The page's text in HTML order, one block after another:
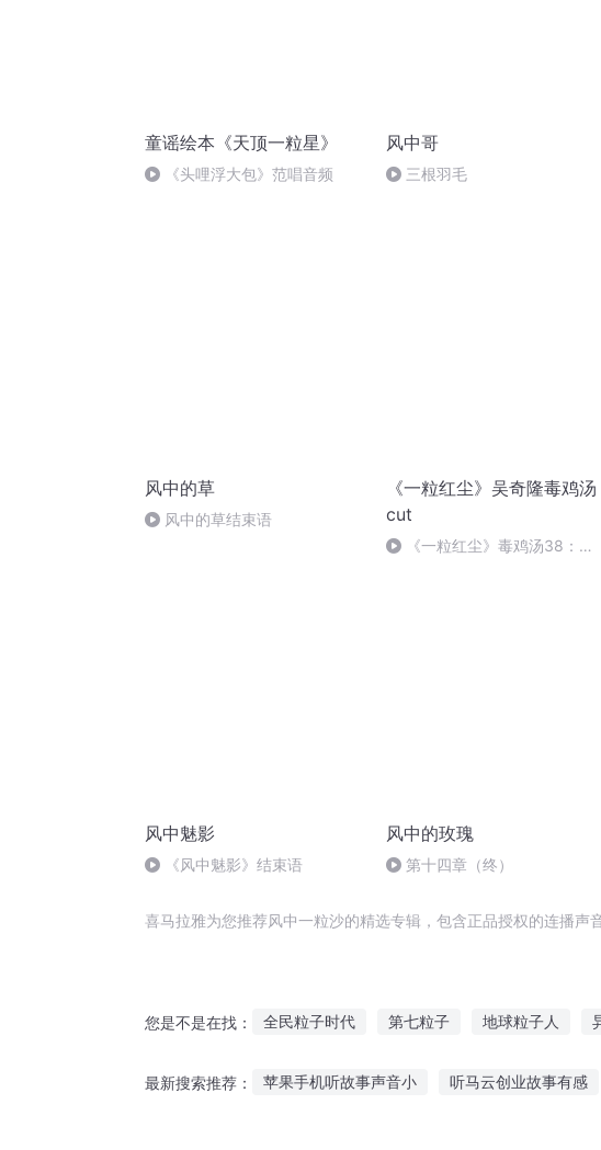
童谣绘本《天顶一粒星》
《头哩浮大包》范唱音频
风中哥
三根羽毛
风中的草
风中的草结束语
《一粒红尘》吴奇隆毒鸡汤
cut
《一粒红尘》毒鸡汤38：对
风中魅影
《风中魅影》结束语
风中的玫瑰
第十四章（终）
喜马拉雅为您推荐风中一粒沙的精选专辑，包含正品授权的连播声
您是不是在找： 全民粒子时代 第七粒子 地球粒子人
最新搜索推荐： 苹果手机听故事声音小 听马云创业故事有感